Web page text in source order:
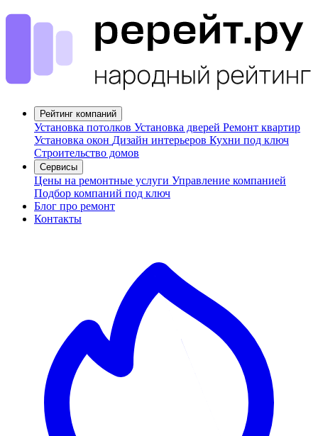
Рейтинг компаний
Установка потолков Установка дверей Ремонт квартир
Установка окон Дизайн интерьеров Кухни под ключ
Строительство домов
Сервисы
Цены на ремонтные услуги Управление компанией
Подбор компаний под ключ
Блог про ремонт
Контакты